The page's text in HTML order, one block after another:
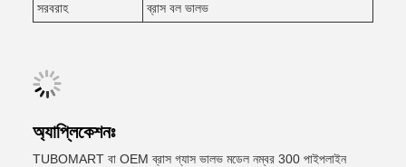
সরবরাহ
ব্রাস বল ভালভ
অ্যাপ্লিকেশনঃ
TUBOMART বা OEM ব্রাস গ্যাস ভালভ মডেল নম্বর 300 পাইপলাইন